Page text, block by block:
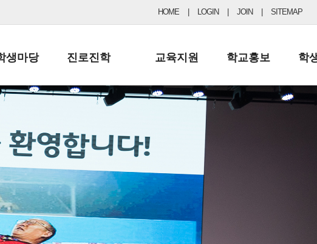
HOME LOGIN JOIN SITEMAP
생마당
생활규정
신문
진로동아리
등 소식지
진로진학
공지사항 및 입시자료
드림레터
교육지원
행정실
학교운영위원회
학교건축기금
학교홍보
보도자료
학